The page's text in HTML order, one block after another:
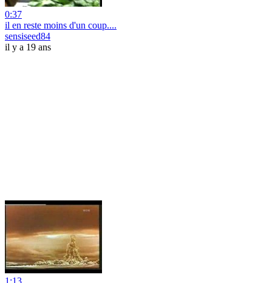
0:37
il en reste moins d'un coup....
sensiseed84
il y a 19 ans